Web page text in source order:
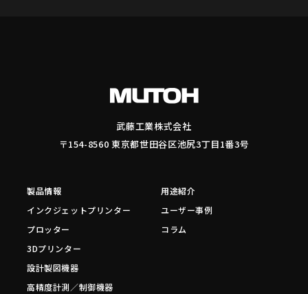
武藤工業株式会社
〒154-8560 東京都世田谷区池尻3丁目1番3号
製品情報
インクジェットプリンター
プロッター
3Dプリンター
設計製図機器
高精度計測／制御機器
用途紹介
ユーザー事例
コラム